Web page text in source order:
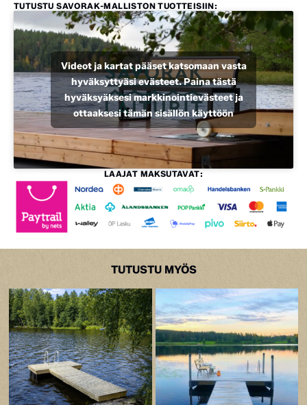
TUTUSTU SAVORAK-MALLISTON TUOTTEISIIN:
Videot ja kartat pääset katsomaan vasta
hyväksyttyäsi evästeet. Paina tästä
hyväksyäksesi markkinointievästeet ja
ottaaksesi tämän sisällön käyttöön
LAAJAT MAKSUTAVAT:
TUTUSTU MYÖS